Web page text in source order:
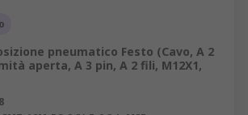
pneumatico Festo (Cavo, A 2
aperta, A 3 pin, A 2 fili, M12X1,